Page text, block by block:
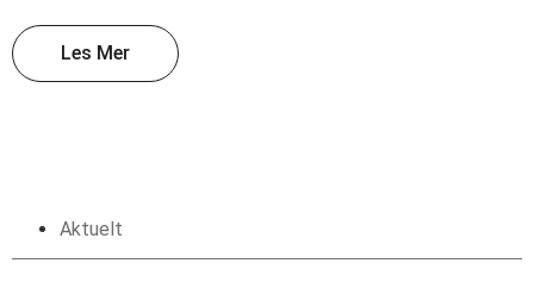
Les Mer
Aktuelt